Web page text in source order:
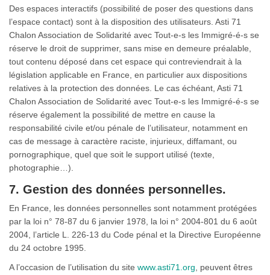
Des espaces interactifs (possibilité de poser des questions dans
l’espace contact) sont à la disposition des utilisateurs. Asti 71
Chalon Association de Solidarité avec Tout-e-s les Immigré-é-s se
réserve le droit de supprimer, sans mise en demeure préalable,
tout contenu déposé dans cet espace qui contreviendrait à la
législation applicable en France, en particulier aux dispositions
relatives à la protection des données. Le cas échéant, Asti 71
Chalon Association de Solidarité avec Tout-e-s les Immigré-é-s se
réserve également la possibilité de mettre en cause la
responsabilité civile et/ou pénale de l’utilisateur, notamment en
cas de message à caractère raciste, injurieux, diffamant, ou
pornographique, quel que soit le support utilisé (texte,
photographie…).
7. Gestion des données personnelles.
En France, les données personnelles sont notamment protégées
par la loi n° 78-87 du 6 janvier 1978, la loi n° 2004-801 du 6 août
2004, l’article L. 226-13 du Code pénal et la Directive Européenne
du 24 octobre 1995.
A l’occasion de l’utilisation du site www.asti71.org , peuvent êtres